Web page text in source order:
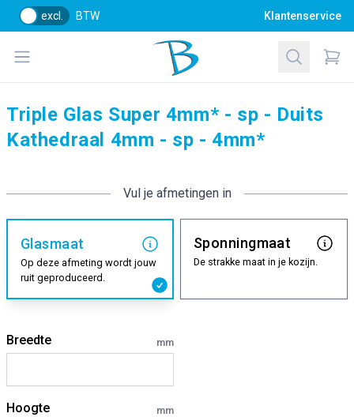
excl. BTW Klantenservice
Open menu
Bol Glascentrum B.V.
Zoeken
Triple Glas Super 4mm* - sp - Duits
Kathedraal 4mm - sp - 4mm*
Vul je afmetingen in
Glasmaat
Op deze afmeting wordt jouw
ruit geproduceerd.
Sponningmaat
De strakke maat in je kozijn.
Breedte mm
Hoogte mm